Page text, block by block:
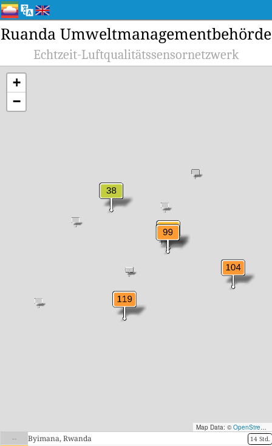
Ruanda Umweltmanagementbehörde
Echtzeit-Luftqualitätssensornetzwerk
+
−
Map Data: © OpenStreetMap contributors
-- 14 Std.
Byimana, Rwanda